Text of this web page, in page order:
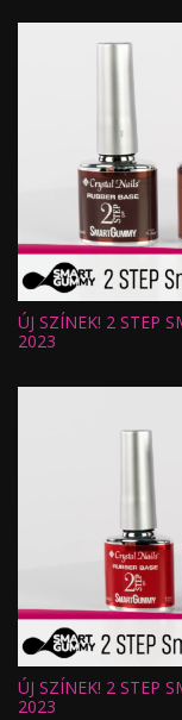
Hossz:
Nézettség:
ÚJ SZÍNEK! 2 STEP
2023
Hossz:
Nézettség:
ÚJ SZÍNEK! 2 STEP
2023